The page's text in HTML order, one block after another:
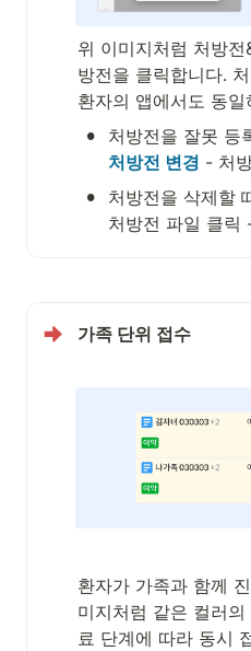
위 이미지처럼 처방
방전을 클릭합니다.
환자의 앱에서도 동
•
처방전 변경 - 처
•
처방전을 삭제할
처방전 파일 클릭
가족 단위 접수
환자가 가족과 함께
미지처럼 같은 컬러
료 단계에 따라 동시